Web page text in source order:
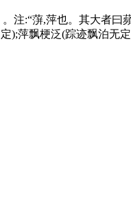
:“蓱,萍也。其大者曰
萍飘梗泛(踪迹飘泊无